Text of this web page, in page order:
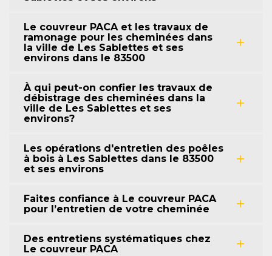
Le couvreur PACA et les travaux de
ramonage pour les cheminées dans
la ville de Les Sablettes et ses
environs dans le 83500
À qui peut-on confier les travaux de
débistrage des cheminées dans la
ville de Les Sablettes et ses
environs?
Les opérations d'entretien des poêles
à bois à Les Sablettes dans le 83500
et ses environs
Faites confiance à Le couvreur PACA
pour l’entretien de votre cheminée
Des entretiens systématiques chez
Le couvreur PACA